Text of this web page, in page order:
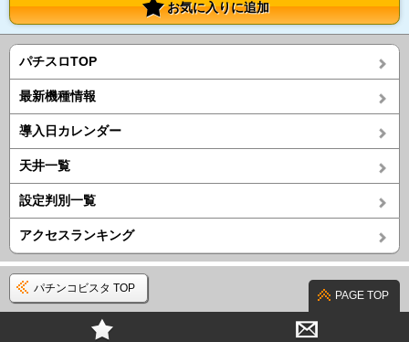
お気に入りに追加
パチスロTOP
最新機種情報
導入日カレンダー
天井一覧
設定判別一覧
アクセスランキング
パチンコビスタ TOP
PAGE TOP